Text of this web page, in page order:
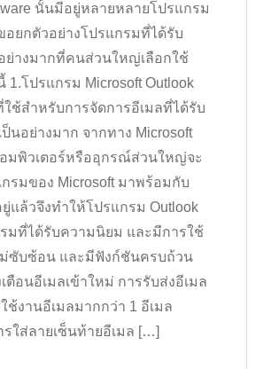
นั้นมีอยู่หลายหลายโปรแกรม
อยกตัวอย่างโปรแกรมที่ได้รับ
ย่างมากที่คนส่วนใหญ่เลือกใช้
1.โปรแกรม Microsoft Outlook
ช้สำหรับการจัดการอีเมลที่ได้รับ
นอย่างมาก จากทาง Microsoft
มพิวเตอร์หรืออุกรณ์ส่วนใหญ่จะ
รมของ Microsoft มาพร้อมกับ
แล้วจึงทำให้โปรแกรม Outlook
มที่ได้รับความนิยม และมีการใช้
ม่ซับซ้อน และมีฟังก์ชันครบถ้วน
ตือนอีเมลเข้าใหม่ การรับส่งอีเมล
ช้งานอีเมลมากกว่า 1 อีเมล
รใส่ลายเซ็นท้ายอีเมล […]